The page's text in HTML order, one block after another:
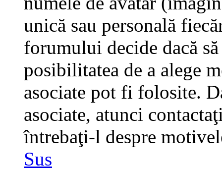
unică sau personală
forumului decide dacă
posibilitatea de a alege
asociate pot fi folosite.
asociate, atunci
întrebaţi-l despre
Sus